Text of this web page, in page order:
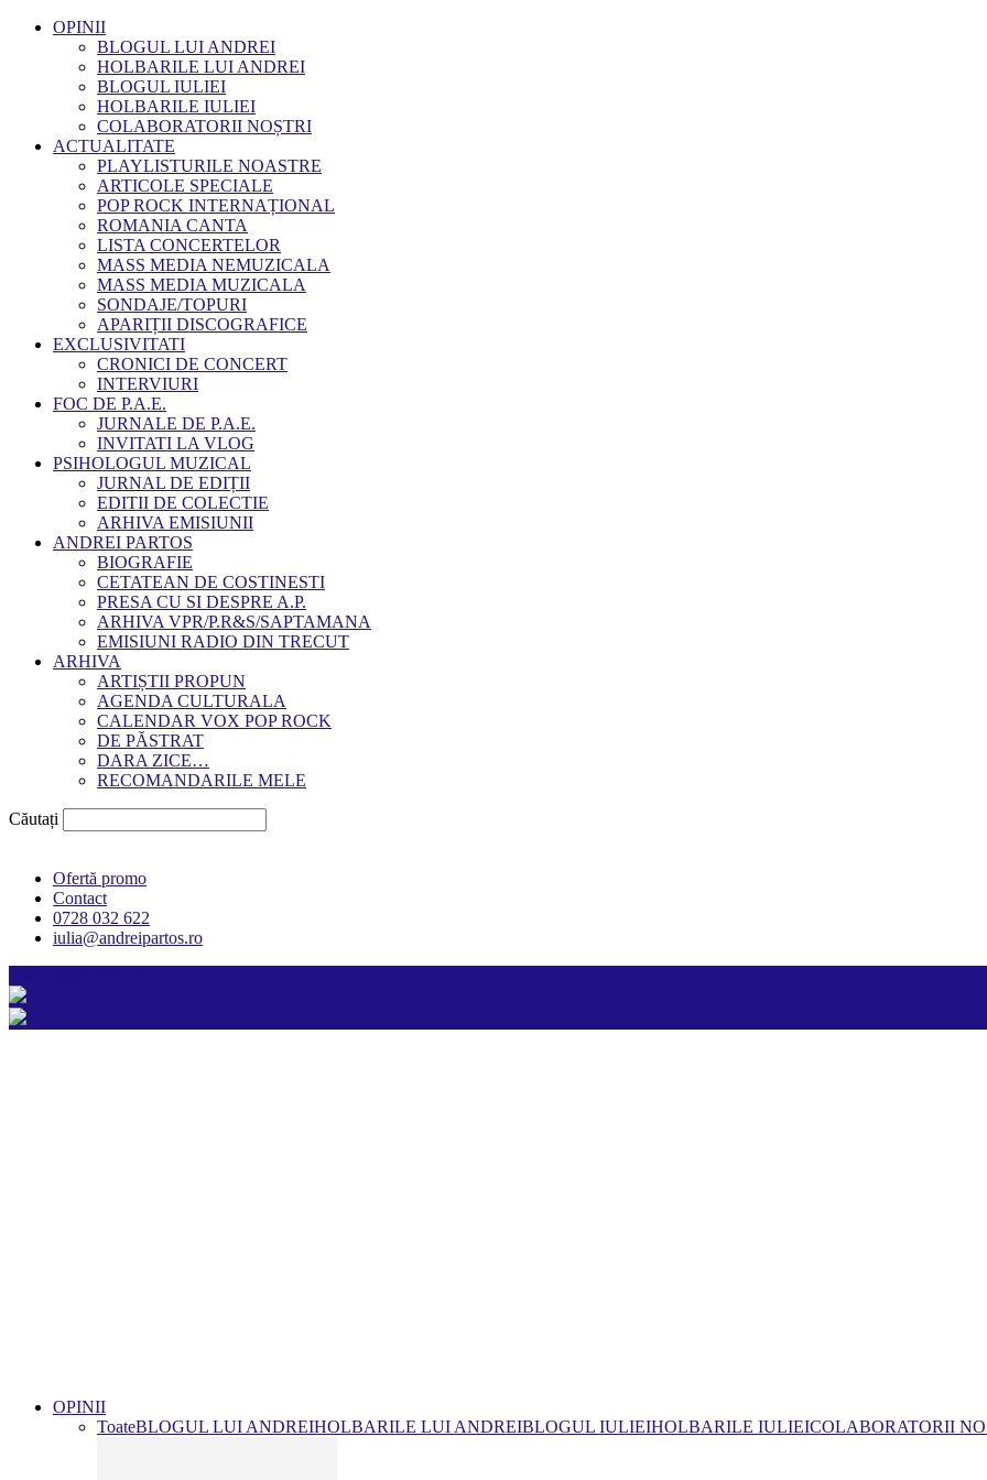
OPINII
BLOGUL LUI ANDREI
HOLBARILE LUI ANDREI
BLOGUL IULIEI
HOLBARILE IULIEI
COLABORATORII NOȘTRI
ACTUALITATE
PLAYLISTURILE NOASTRE
ARTICOLE SPECIALE
POP ROCK INTERNAȚIONAL
ROMANIA CANTA
LISTA CONCERTELOR
MASS MEDIA NEMUZICALA
MASS MEDIA MUZICALA
SONDAJE/TOPURI
APARIȚII DISCOGRAFICE
EXCLUSIVITATI
CRONICI DE CONCERT
INTERVIURI
FOC DE P.A.E.
JURNALE DE P.A.E.
INVITATI LA VLOG
PSIHOLOGUL MUZICAL
JURNAL DE EDIȚII
EDITII DE COLECTIE
ARHIVA EMISIUNII
ANDREI PARTOS
BIOGRAFIE
CETATEAN DE COSTINESTI
PRESA CU SI DESPRE A.P.
ARHIVA VPR/P.R&S/SAPTAMANA
EMISIUNI RADIO DIN TRECUT
ARHIVA
ARTIȘTII PROPUN
AGENDA CULTURALA
CALENDAR VOX POP ROCK
DE PĂSTRAT
DARA ZICE…
RECOMANDARILE MELE
Căutați
Ofertă promo
Contact
0728 032 622
iulia@andreipartos.ro
OPINII
ToateBLOGUL LUI ANDREIHOLBARILE LUI ANDREIBLOGUL IULIEIHOLBARILE IULIEICOLABORATORII